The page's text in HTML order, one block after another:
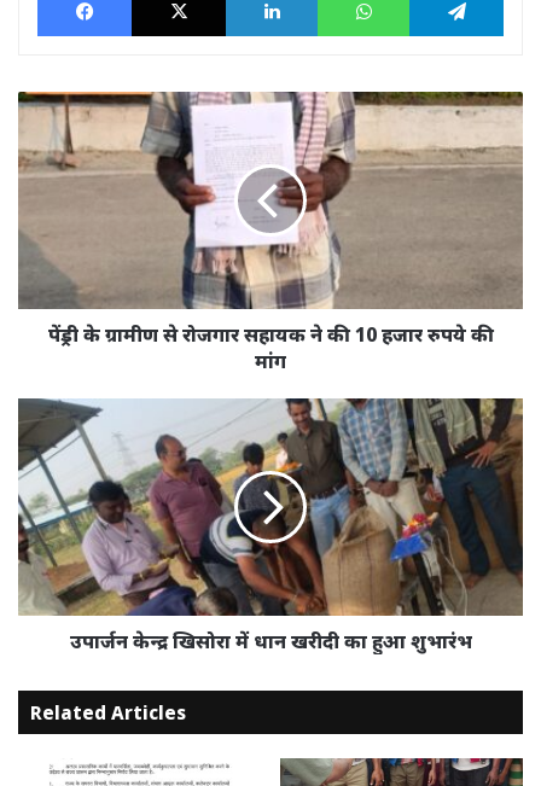
पेंड्री
ग्रामीण
से
सहायक
10
मांग
पेंड्री के ग्रामीण से रोजगार सहायक ने की 10 हजार रुपये की
मांग
उपार्जन
केन्द्र
खिसोरा
में
धान
खरीदी
का
हुआ
शुभारंभ
उपार्जन केन्द्र खिसोरा में धान खरीदी का हुआ शुभारंभ
Related Articles